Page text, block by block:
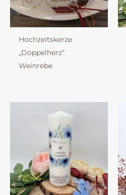
Hochzeitskerze
„Doppelherz“
Weinrebe